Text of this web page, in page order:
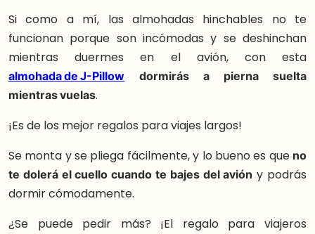
Si como a mí, las almohadas hinchables no te
funcionan porque son incómodas y se deshinchan
mientras duermes en el avión, con esta
almohada de J-Pillow
dormirás a pierna suelta
mientras vuelas.
¡Es de los mejor regalos para viajes largos!
Se monta y se pliega fácilmente, y lo bueno es que no
te dolerá el cuello cuando te bajes del avión y podrás
dormir cómodamente.
¿Se puede pedir más? ¡El regalo para viajeros